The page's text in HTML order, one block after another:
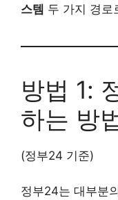
스템 두 가지 경로
방법 1:
하는 방
(정부24 기준)
정부24는 대부분